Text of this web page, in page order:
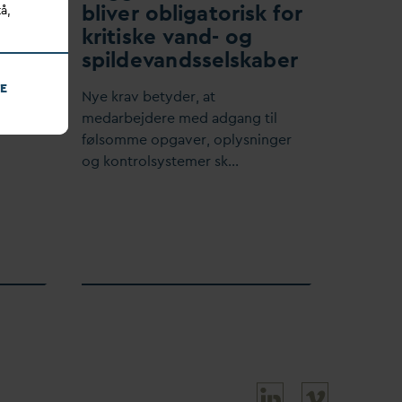
til
bliver obligatorisk for
kritiskevand- og
spildevandsselskaber
Nye krav betyder, at
medarbejdere med adgang til
følsomme opgaver, oplysninger
og kontrolsystemer sk…